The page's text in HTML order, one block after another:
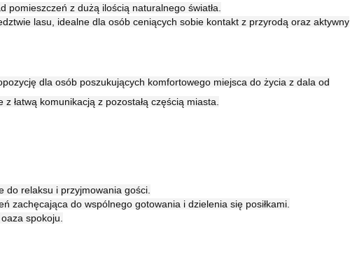
pomieszczeń z dużą ilością naturalnego światła.
lasu, idealne dla osób ceniących sobie kontakt z przyrodą oraz aktywny
dla osób poszukujących komfortowego miejsca do życia z dala od
łatwą komunikacją z pozostałą częścią miasta.
do relaksu i przyjmowania gości.
zachęcająca do wspólnego gotowania i dzielenia się posiłkami.
spokoju.